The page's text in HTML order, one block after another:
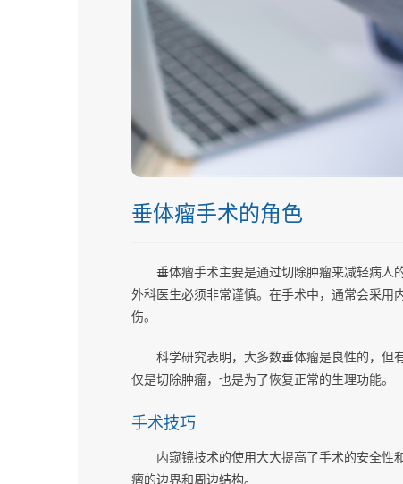
垂体瘤手术的角色
垂体瘤手术主要是通过切除肿瘤来减轻病人
外科医生必须非常谨慎。在手术中，通常会采用
伤。
科学研究表明，大多数垂体瘤是良性的，但
仅是切除肿瘤，也是为了恢复正常的生理功能。
手术技巧
内窥镜技术的使用大大提高了手术的安全性
瘤的边界和周边结构。